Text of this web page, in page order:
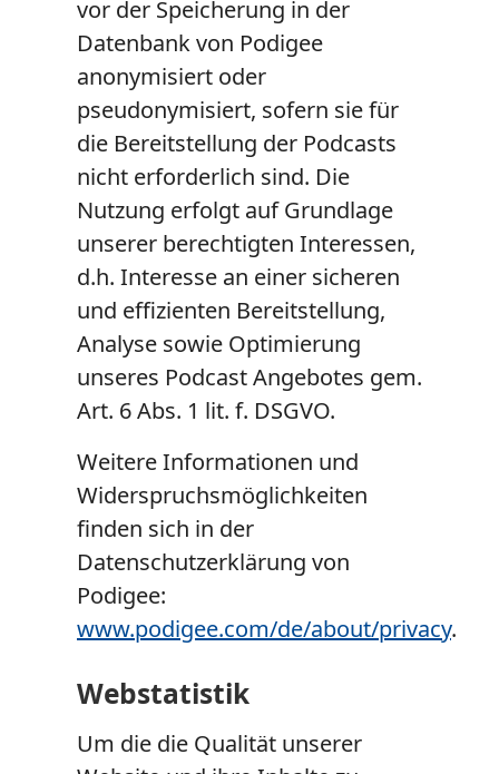
vor der Speicherung in der
Datenbank von Podigee
anonymisiert oder
pseudonymisiert, sofern sie für
die Bereitstellung der Podcasts
nicht erforderlich sind. Die
Nutzung erfolgt auf Grundlage
unserer berechtigten Interessen,
d.h. Interesse an einer sicheren
und effizienten Bereitstellung,
Analyse sowie Optimierung
unseres Podcast Angebotes gem.
Art. 6 Abs. 1 lit. f. DSGVO.
Weitere Informationen und
Widerspruchsmöglichkeiten
finden sich in der
Datenschutzerklärung von
Podigee:
www.podigee.com/de/about/privacy.
Webstatistik
Um die die Qualität unserer